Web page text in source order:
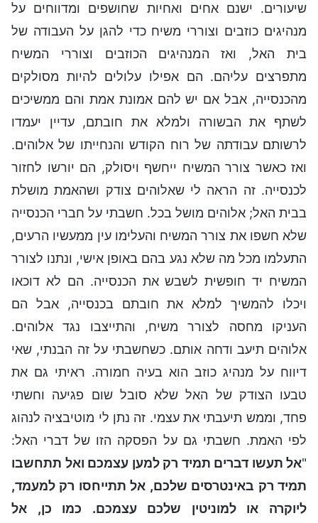
שיעורים. ישנם אחים ואחיות שחושפים ומדווחים על
מנהיגים כוזבים וצוררי משיח כדי להגן על העבודה של
בית האל, ואז המנהיגים הכוזבים וצוררי המשיח
מתפרצים עליהם. הם אפילו עלולים להיות מסולקים
מהכנסייה, אבל אם יש להם אמונת אמת והם ממשיכים
לשתף את הבשורה ולמלא את חובתם, עדיין יעמדו
לרשותם עבודתה של רוח הקודש והנחייתו של אלוהים.
ואז כאשר צורר המשיח ייחשף ויסולק, הם יורשו לחזור
לכנסייה. זה הראה לי שאלוהים צודק ושהאמת מושלת
בבית האל; אלוהים מושל בכל. חשבתי על חברי הכנסייה
שלא חשפו את צורר המשיח והעלימו עין ממעשיו הרעים,
התעלמו מכל מה שלא נגע בהם באופן אישי, ונתנו לצורר
המשיח יד חופשית לשבש את הכנסייה. הם לא דוכאו
ויכלו להמשיך למלא את חובתם בכנסייה, אבל הם
העניקו מחסה לצורר משיח, והתייצבו נגד אלוהים.
אלוהים תיעב ודחה אותם. כשחשבתי על זה הבנתי, שאי
דיווח על מנהיג כוזב הוא בעיה חמורה. ראיתי גם את
טבעו הצודק של האל שלא סובל שום פגיעה וחשתי
פחד, וממש תיעבתי את עצמי. זה נתן לי מוטיבציה לנהוג
לפי האמת. חשבתי גם על הפסקה הזו של דברי האל:
"אל תעשו דברים תמיד רק למען עצמכם ואל תתחשבו
תמיד רק באינטרסים שלכם, אל תתייחסו רק למעמד,
ליוקרה או למוניטין שלכם עצמכם. כמו כן, אל